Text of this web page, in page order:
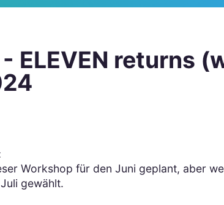
ELEVEN returns
Workshop für den Juni geplant, aber
gewählt.